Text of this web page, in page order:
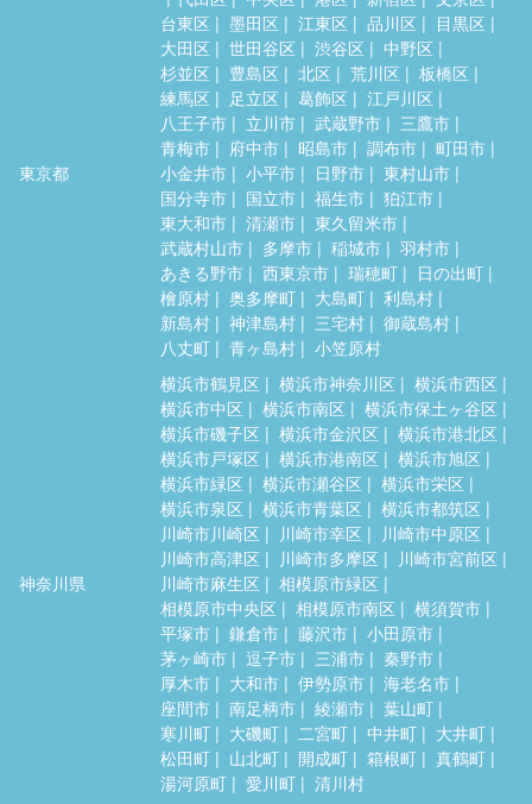
東京都
台東区
墨田区 江東区 品川区
目黒区
大田区
世田谷区 渋谷区
中野区
杉並区
豊島区 北区 荒川区
板橋区
練馬区
足立区 葛飾区
江戸川区
八王子市
立川市 武蔵野市
三鷹市
青梅市
府中市 昭島市 調布市
町田市
小金井市
小平市 日野市
東村山市
国分寺市
国立市 福生市
狛江市
東大和市
清瀬市
東久留米市
武蔵村山市
多摩市 稲城市
羽村市
あきる野市
西東京市 瑞穂町
日の出町
檜原村
奥多摩町 大島町
利島村
新島村
神津島村 三宅村
御蔵島村
八丈町
青ヶ島村 小笠原村
神奈川県
横浜市鶴見区 横浜市神奈川区
横浜市西区
横浜市中区
横浜市南区
横浜市保土ヶ谷区
横浜市磯子区
横浜市金沢区
横浜市港北区
横浜市戸塚区
横浜市港南区
横浜市旭区
横浜市緑区
横浜市瀬谷区
横浜市栄区
横浜市泉区
横浜市青葉区
横浜市都筑区
川崎市川崎区
川崎市幸区
川崎市中原区
川崎市高津区
川崎市多摩区
川崎市宮前区
川崎市麻生区
相模原市緑区
相模原市中央区
相模原市南区
横須賀市
平塚市
鎌倉市 藤沢市
小田原市
茅ヶ崎市
逗子市 三浦市
秦野市
厚木市
大和市 伊勢原市
海老名市
座間市
南足柄市 綾瀬市
葉山町
寒川町
大磯町 二宮町 中井町
大井町
松田町
山北町 開成町 箱根町
真鶴町
湯河原町
愛川町 清川村